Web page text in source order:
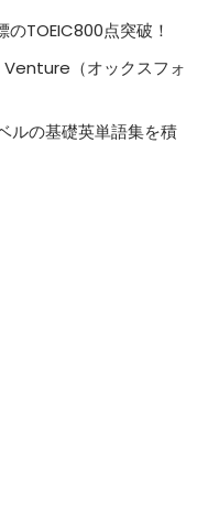
TOEIC800点突破！
（オックスフォ
ルの基礎英単語集を積